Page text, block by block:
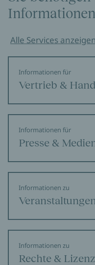
Alle Services anzeigen
Informationen für
Vertrieb &
Informationen für
Presse &
Informationen zu
Informationen zu
Rechte &